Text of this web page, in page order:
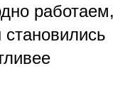
работаем,